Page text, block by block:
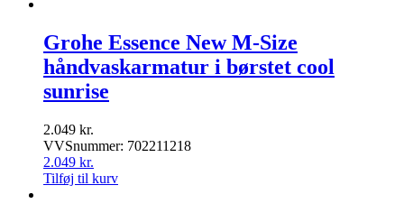
Grohe Essence New M-Size
håndvaskarmatur i børstet cool
sunrise
2.049 kr.
VVSnummer: 702211218
2.049 kr.
Tilføj til kurv